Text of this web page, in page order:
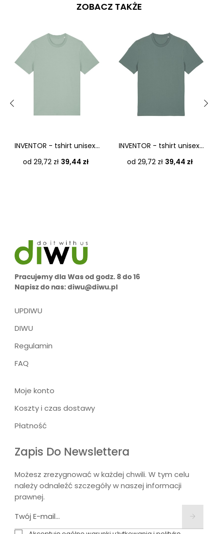
ZOBACZ TAKŻE
INVENTOR - tshirt unisex...
od 29,72 zł Cena
39,44 zł
INVENTOR - tshirt unisex...
od 29,72 zł Cena
39,44 zł
Pracujemy dla Was od godz. 8 do 16
Napisz do nas: diwu@diwu.pl
UPDIWU
DIWU
Regulamin
FAQ
Moje konto
Koszty i czas dostawy
Płatność
Zapis Do Newslettera
Możesz zrezygnować w każdej chwili. W tym celu
należy odnaleźć szczegóły w naszej informacji
prawnej.